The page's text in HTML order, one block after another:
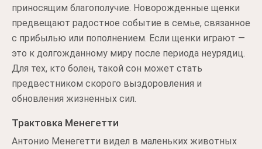
приносящим благополучие. Новорожденные щенки
предвещают радостное событие в семье, связанное
с прибылью или пополнением. Если щенки играют —
это к долгожданному миру после периода неурядиц.
Для тех, кто болен, такой сон может стать
предвестником скорого выздоровления и
обновления жизненных сил.
Трактовка Менегетти
Антонио Менегетти видел в маленьких животных